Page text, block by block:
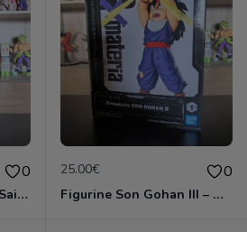
0
Figurine Vegeta Super Saiyan Blue – Blood of Saiyans – Officielle Import Japon
25.00€ 0
Figurine Son Gohan III – GXmateria – Officielle Import Japon